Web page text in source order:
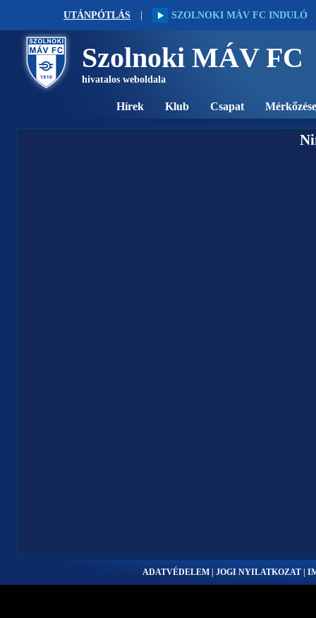
UTÁNPÓTLÁS SZOLNOKI MÁV FC INDULÓ
Szolnoki MÁV FC
hivatalos weboldala
Hírek Klub Csapat
ADATVÉDELEM | JOGI NYILATKOZAT |